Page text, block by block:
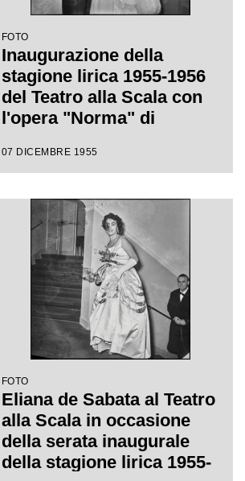
FOTO
Inaugurazione della
stagione lirica 1955-1956
del Teatro alla Scala con
l'opera "Norma" di
da Antonino Votto con la
Wallmann
07 DICEMBRE 1955
FOTO
Eliana de Sabata al Teatro
alla Scala in occasione
della serata inaugurale
della stagione lirica 1955-